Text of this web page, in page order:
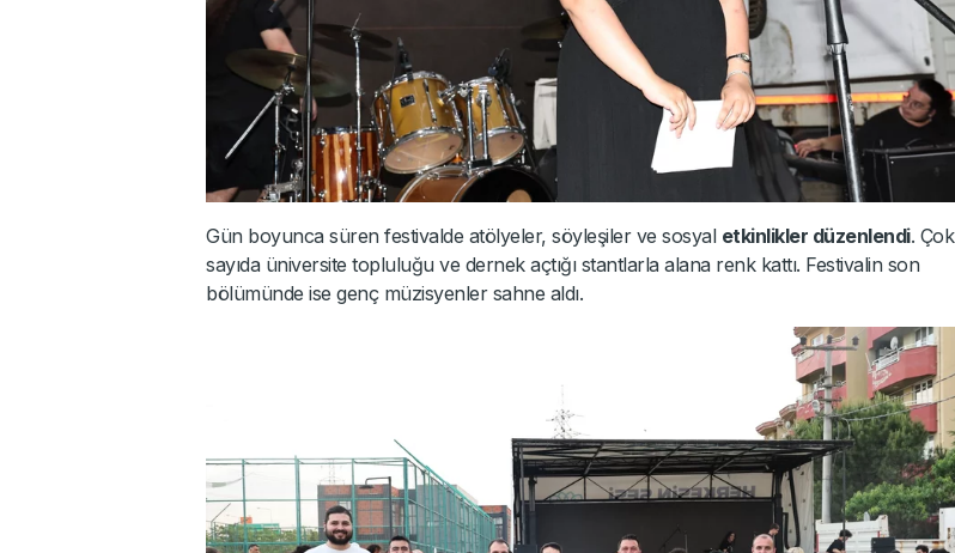
Gün boyunca süren festivalde atölyeler, söyleşiler ve sosyal etkinlikler düzenlendi. Çok
sayıda üniversite topluluğu ve dernek açtığı stantlarla alana renk kattı. Festivalin son
bölümünde ise genç müzisyenler sahne aldı.